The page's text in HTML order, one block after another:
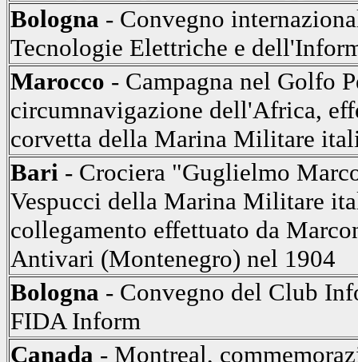
Bologna - Convegno
Tecnologie Elettriche e
Marocco - Campagna nel Golfo
circumnavigazione dell'Africa,
corvetta della Marina Militare
Bari - Crociera "Guglielmo
Vespucci della Marina Militare
collegamento effettuato da
Antivari (Montenegro) nel 1904
Bologna - Convegno del Club
FIDA Inform
Canada - Montreal,